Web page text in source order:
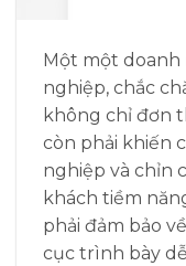
Một một
nghiệp, chắc
không chỉ đơn
còn phải khiến
nghiệp và chỉn
khách tiềm
phải đảm bảo
cục trình bày